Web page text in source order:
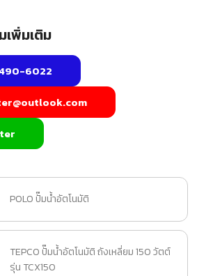
เพิ่มเติม
6022
POLO ปั๊มน้ำอัตโนมัติ
TEPCO ปั๊มน้ำอัตโนมัติ ถังเหลี่ยม 150 วัตต์
รุ่น TCX150